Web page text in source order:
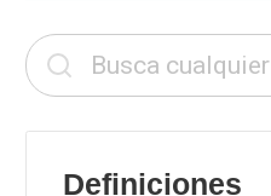
Definiciones